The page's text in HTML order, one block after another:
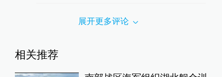
展开更多评论
相关推荐